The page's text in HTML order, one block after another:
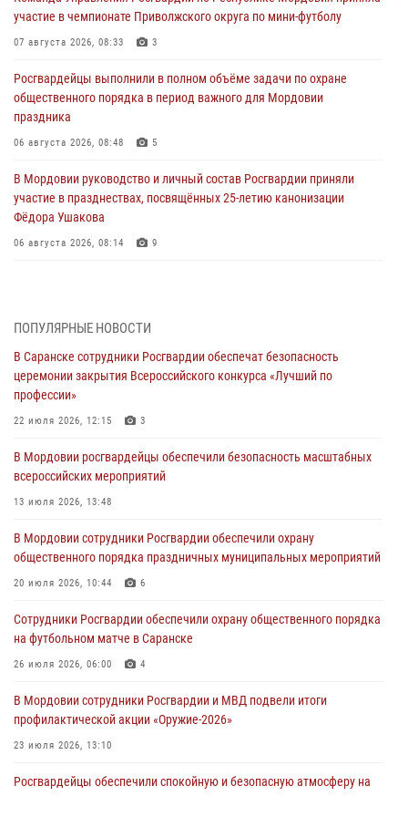
участие в чемпионате Приволжского округа по мини-футболу
07 августа 2026, 08:33 3
Росгвардейцы выполнили в полном объёме задачи по охране
общественного порядка в период важного для Мордовии
праздника
06 августа 2026, 08:48 5
В Мордовии руководство и личный состав Росгвардии приняли
участие в празднествах, посвящённых 25-летию канонизации
Фёдора Ушакова
06 августа 2026, 08:14 9
06 августа 2026, 07:03
В Саранске по обращению жителей правоохранители отреагировали
незамедлительно
05 августа 2026, 15:04
подозреваемого в причинении телесных повреждений супруге
05 августа 2026, 12:34
проведения масштабного праздника в Темникове
05 августа 2026, 09:04 4
разрешительной работы передал очередную партию вооружения в
зону СВО
04 августа 2026, 11:13
ПОПУЛЯРНЫЕ НОВОСТИ
В Саранске сотрудники Росгвардии обеспечат безопасность
церемонии закрытия Всероссийского конкурса «Лучший по
профессии»
22 июля 2026, 12:15 3
В Мордовии росгвардейцы обеспечили безопасность масштабных
всероссийских мероприятий
13 июля 2026, 13:48
В Мордовии сотрудники Росгвардии обеспечили охрану
общественного порядка праздничных муниципальных мероприятий
20 июля 2026, 10:44 6
Сотрудники Росгвардии обеспечили охрану общественного порядка
на футбольном матче в Саранске
26 июля 2026, 06:00 4
В Мордовии сотрудники Росгвардии и МВД подвели итоги
профилактической акции «Оружие‑2026»
23 июля 2026, 13:10
Росгвардейцы обеспечили спокойную и безопасную атмосферу на